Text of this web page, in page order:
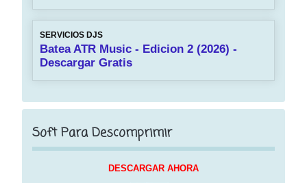
SERVICIOS DJS
Batea ATR Music - Edicion 2 (2026) -
Descargar Gratis
Soft Para Descomprimir
DESCARGAR AHORA